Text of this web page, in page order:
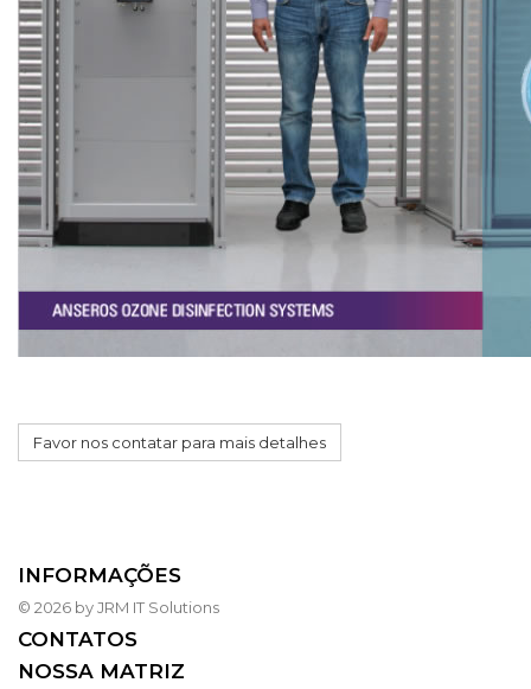
Favor nos contatar para mais detalhes
INFORMAÇÕES
© 2026 by JRM IT Solutions
CONTATOS
NOSSA MATRIZ